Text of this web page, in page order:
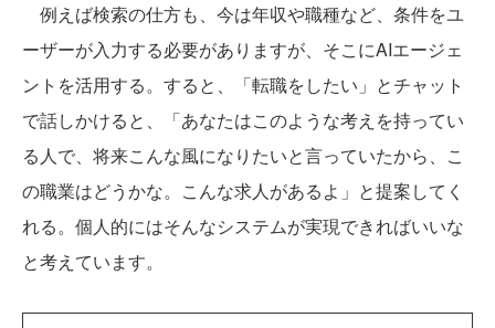
例えば検索の仕方も、今は年収や職種など、条件をユ
ーザーが入力する必要がありますが、そこにAIエージェ
ントを活用する。すると、「転職をしたい」とチャット
で話しかけると、「あなたはこのような考えを持ってい
る人で、将来こんな風になりたいと言っていたから、こ
の職業はどうかな。こんな求人があるよ」と提案してく
れる。個人的にはそんなシステムが実現できればいいな
と考えています。